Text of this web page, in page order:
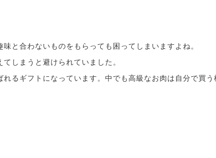
と合わないものをもらっても困ってしまいますよね。
しまうと避けられていました。
るギフトになっています。中でも高級なお肉は自分で買う